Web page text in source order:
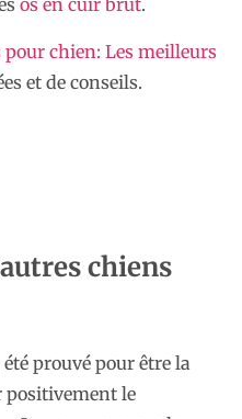
os en cuir brut.
pour chien: Les meilleurs
et de conseils.
chiens
prouvé pour être la
positivement le